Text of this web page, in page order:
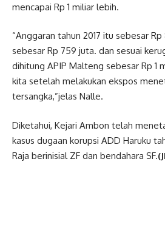
mencapai Rp 1 miliar lebih.
“Anggaran tahun 2017 itu sebesar
sebesar Rp 759 juta. dan sesuai
dihitung APIP Malteng sebesar Rp 1
kita setelah melakukan ekspos
tersangka,”jelas Nalle.
Diketahui, Kejari Ambon telah
kasus dugaan korupsi ADD Haruku
Raja berinisial ZF dan bendahara SF.